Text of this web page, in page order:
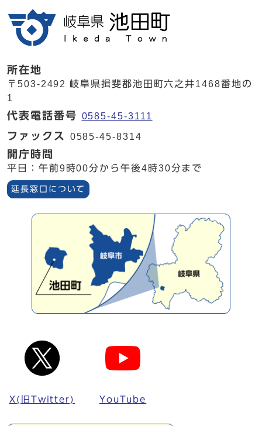
所在地
〒503-2492 岐阜県揖斐郡池田町六之井1468番地の
1
代表電話番号 0585-45-3111
ファックス 0585-45-8314
開庁時間
平日：午前9時00分から午後4時30分まで
延長窓口について
X(旧Twitter) YouTube